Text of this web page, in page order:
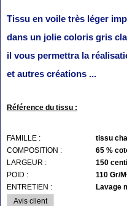
Tissu en voile très léger
dans un jolie coloris gris
il vous permettra la
et autres créations ...
Référence du tissu :
FAMILLE :
tissu
COMPOSITION :
65 %
LARGEUR :
150
POID :
110 Gr/
ENTRETIEN :
Lavage
Avis client